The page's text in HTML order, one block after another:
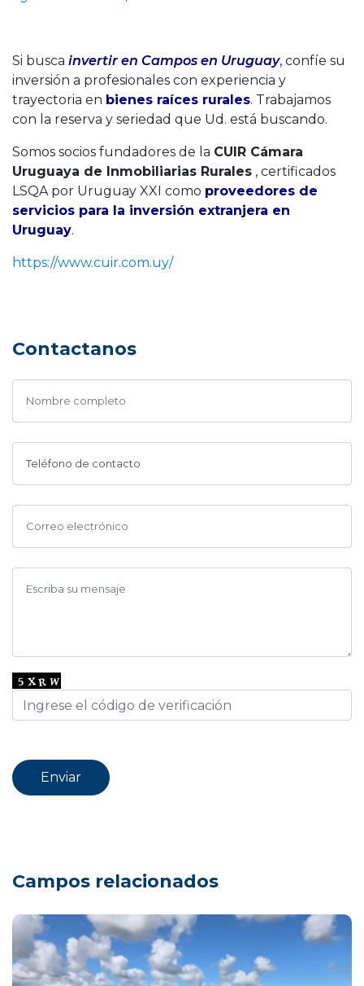
Si busca invertir en Campos en Uruguay, confíe su
inversión a profesionales con experiencia y
trayectoria en bienes raíces rurales. Trabajamos
con la reserva y seriedad que Ud. está buscando.
Somos socios fundadores de la CUIR Cámara
Uruguaya de Inmobiliarias Rurales , certificados
LSQA por Uruguay XXI como proveedores de
servicios para la inversión extranjera en
Uruguay.
https://www.cuir.com.uy/
Contactanos
Campos relacionados